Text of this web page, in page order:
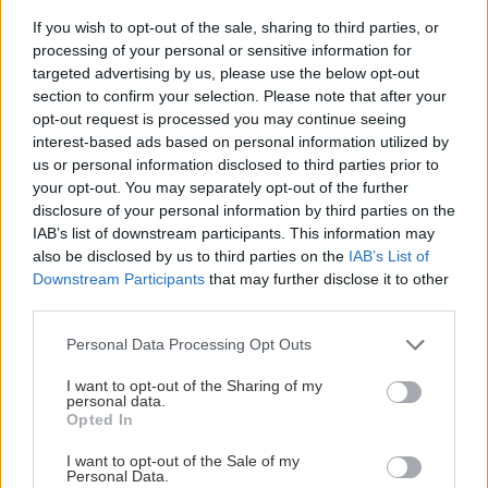
If you wish to opt-out of the sale, sharing to third parties, or
processing of your personal or sensitive information for
targeted advertising by us, please use the below opt-out
section to confirm your selection. Please note that after your
opt-out request is processed you may continue seeing
interest-based ads based on personal information utilized by
us or personal information disclosed to third parties prior to
your opt-out. You may separately opt-out of the further
disclosure of your personal information by third parties on the
IAB’s list of downstream participants. This information may
also be disclosed by us to third parties on the IAB’s List of
Downstream Participants that may further disclose it to other
Please note that this website/app uses one or more Google
not limited to your visit or usage behaviour. You may click to
grant or deny consent to Google and its third-party tags to
use your data for below specified purposes in below Google
consent section.
Personal Data Processing Opt Outs
I want to opt-out of the Sharing of my
personal data.
Opted In
I want to opt-out of the Sale of my
Personal Data.
SÚVISIACE
Chystáte sa zavárať kápiu? Táto chyba ju
premení na nevábne mäkkú hmotu